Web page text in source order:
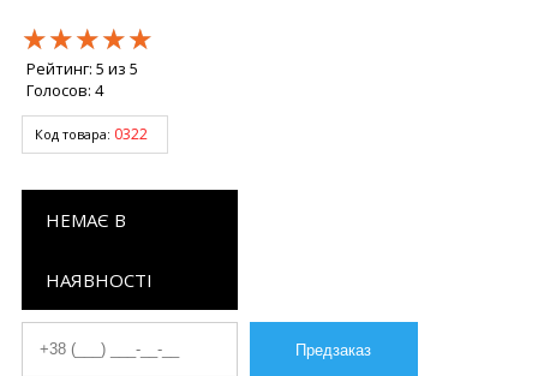
★★★★★
★★★★★
★★★★★
Рейтинг: 5 из 5
Голосов: 4
Код товара: 0322
НЕМАЄ В
НАЯВНОСТІ